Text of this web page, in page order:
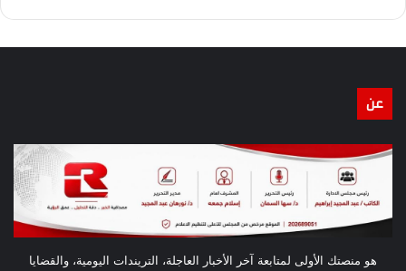
عن
هو منصتك الأولى لمتابعة آخر الأخبار العاجلة، التريندات اليومية، والقضايا